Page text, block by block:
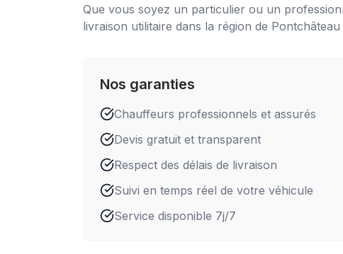
Que vous soyez un particulier ou un
livraison utilitaire dans la région de Pontchâteau
Nos garanties
Chauffeurs professionnels et assurés
Devis gratuit et transparent
Respect des délais de livraison
Suivi en temps réel de votre véhicule
Service disponible 7j/7